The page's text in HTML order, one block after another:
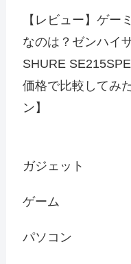
【レビュー】ゲー
なのは？ゼンハイ
SHURE
価格で比較してみ
ン】
ガジェット
ゲーム
パソコン